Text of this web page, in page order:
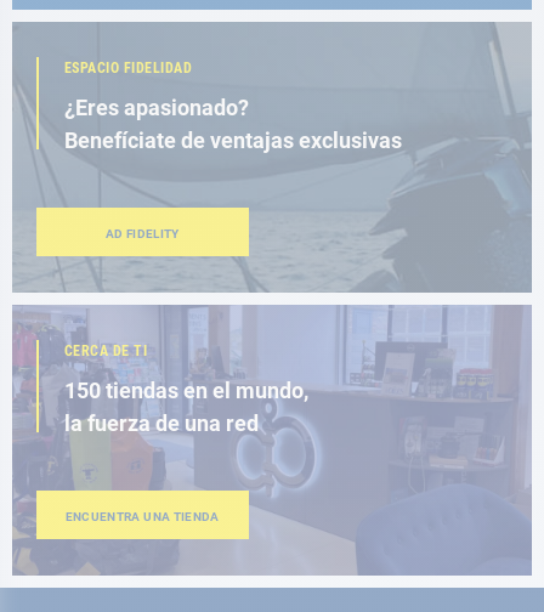
ESPACIO FIDELIDAD
¿Eres apasionado?
Benefíciate de ventajas exclusivas
AD FIDELITY
CERCA DE TI
150 tiendas en el mundo,
la fuerza de una red
ENCUENTRA UNA TIENDA